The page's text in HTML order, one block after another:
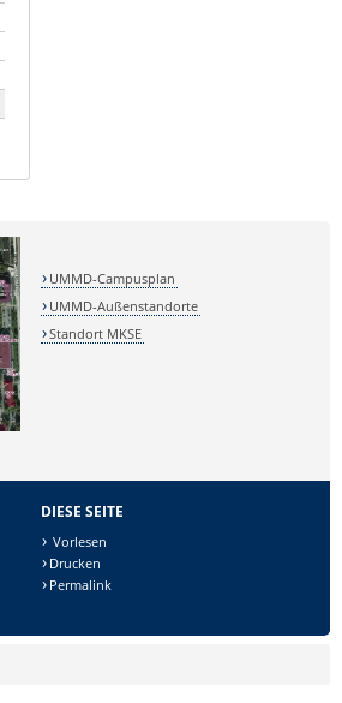
UMMD-Campusplan
UMMD-Außenstandorte
Standort MKSE
DIESE SEITE
Vorlesen
Drucken
Permalink